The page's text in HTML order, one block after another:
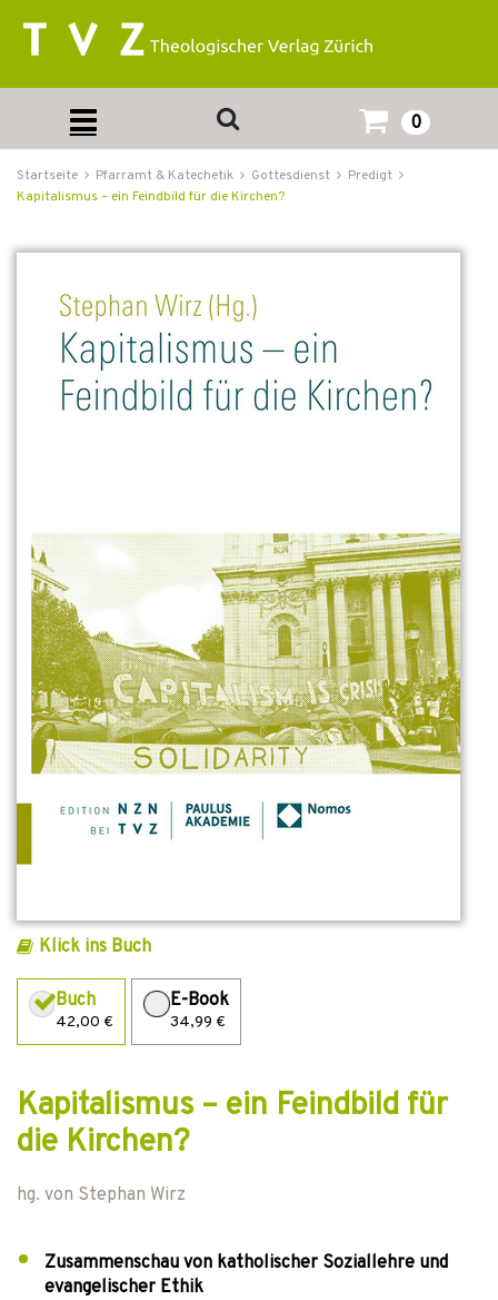
0
Startseite Pfarramt & Katechetik Gottesdienst
Predigt
Kapitalismus – ein Feindbild für die Kirchen?
Klick ins Buch
Buch
42,00 €
E-Book
34,99 €
Kapitalismus – ein Feindbild für
die Kirchen?
hg. von Stephan Wirz
Zusammenschau von katholischer Soziallehre und
evangelischer Ethik